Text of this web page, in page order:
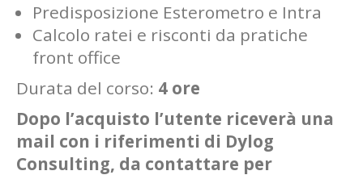
Predisposizione Esterometro e Intra
Calcolo ratei e risconti da pratiche
front office
Durata del corso: 4 ore
Dopo l’acquisto l’utente riceverà una
mail con i riferimenti di Dylog
Consulting, da contattare per